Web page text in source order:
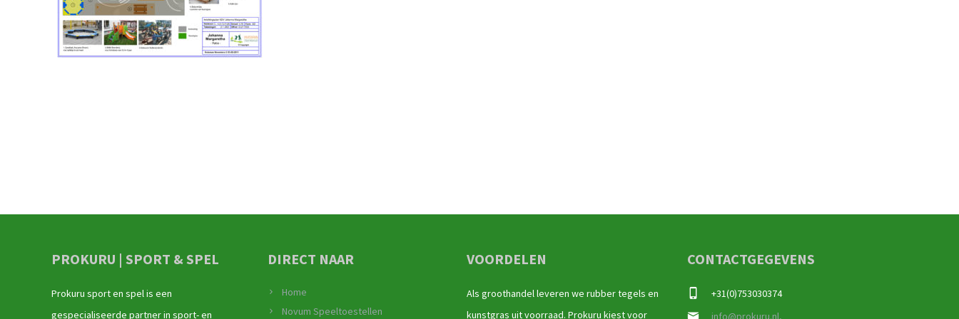
PROKURU | SPORT & SPEL
Prokuru sport en spel is een
gespecialiseerde partner in sport- en
DIRECT NAAR
Home
Novum Speeltoestellen
VOORDELEN
Als groothandel leveren we rubber tegels en
kunstgras uit voorraad. Prokuru kiest voor
CONTACTGEGEVENS
+31(0)753030374
info@prokuru.nl,